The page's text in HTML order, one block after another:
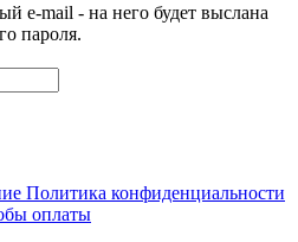
e-mail - на него будет выслана
пароля.
Политика конфиденциальности
оплаты